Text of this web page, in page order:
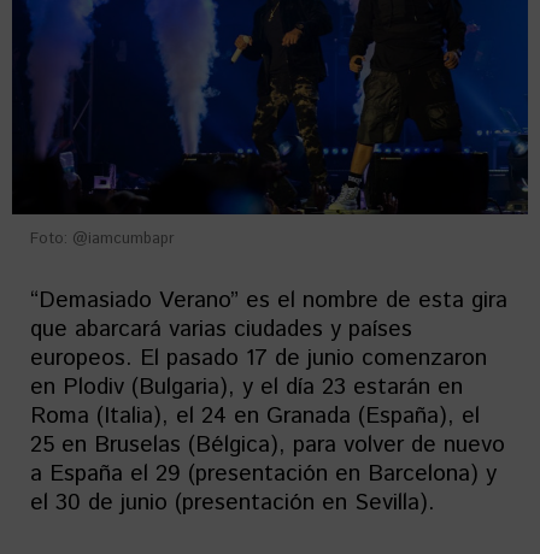
Foto: @iamcumbapr
“Demasiado Verano” es el nombre de esta gira
que abarcará varias ciudades y países
europeos. El pasado 17 de junio comenzaron
en Plodiv (Bulgaria), y el día 23 estarán en
Roma (Italia), el 24 en Granada (España), el
25 en Bruselas (Bélgica), para volver de nuevo
a España el 29 (presentación en Barcelona) y
el 30 de junio (presentación en Sevilla).